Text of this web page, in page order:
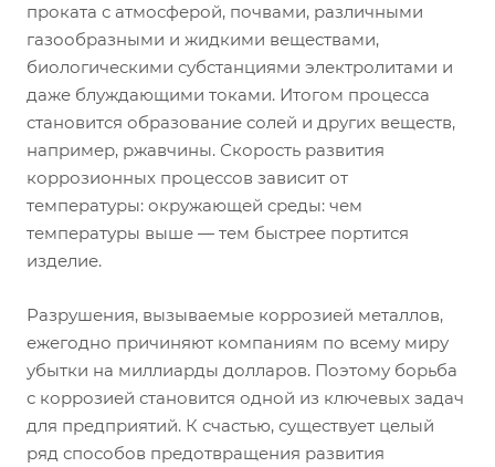
проката с атмосферой, почвами, различными
газообразными и жидкими веществами,
биологическими субстанциями электролитами и
даже блуждающими токами. Итогом процесса
становится образование солей и других веществ,
например, ржавчины. Скорость развития
коррозионных процессов зависит от
температуры: окружающей среды: чем
температуры выше — тем быстрее портится
изделие.
Разрушения, вызываемые коррозией металлов,
ежегодно причиняют компаниям по всему миру
убытки на миллиарды долларов. Поэтому борьба
с коррозией становится одной из ключевых задач
для предприятий. К счастью, существует целый
ряд способов предотвращения развития